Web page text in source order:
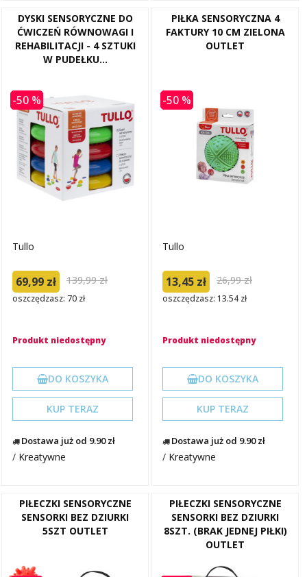
DYSKI SENSORYCZNE DO
ĆWICZEŃ RÓWNOWAGI I
REHABILITACJI - 4 SZTUKI
W PUDEŁKU...
-50 %
Tullo
69,99 zł 139,99 zł
oszczędzasz: 70 zł
Produkt niedostępny
DO KOSZYKA
KUP TERAZ
Dostawa już od 9.90 zł
/ Kreatywne
PIŁKA SENSORYCZNA 4
FAKTURY 10 CM ZIELONA
OUTLET
-50 %
Tullo
13,45 zł 26,99 zł
oszczędzasz: 13.54 zł
Produkt niedostępny
DO KOSZYKA
KUP TERAZ
Dostawa już od 9.90 zł
/ Kreatywne
PIŁECZKI SENSORYCZNE
SENSORKI BEZ DZIURKI
5SZT OUTLET
PIŁECZKI SENSORYCZNE
SENSORKI BEZ DZIURKI
8SZT. (BRAK JEDNEJ PIŁKI)
OUTLET